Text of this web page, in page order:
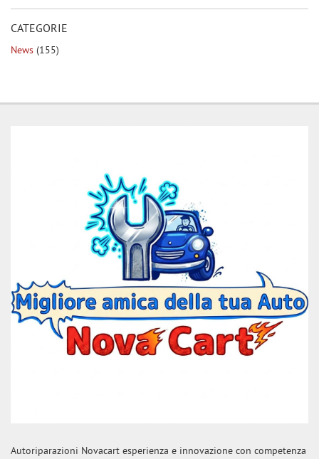
CATEGORIE
News (155)
Autoriparazioni Novacart esperienza e innovazione con competenza